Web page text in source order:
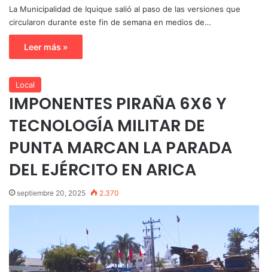
La Municipalidad de Iquique salió al paso de las versiones que
circularon durante este fin de semana en medios de…
Leer más »
Local
IMPONENTES PIRAÑA 6X6 Y
TECNOLOGÍA MILITAR DE
PUNTA MARCAN LA PARADA
DEL EJÉRCITO EN ARICA
septiembre 20, 2025 2.370